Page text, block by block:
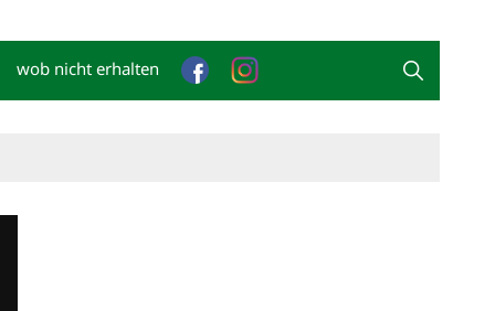
wob nicht erhalten